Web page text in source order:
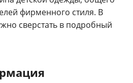
фирменного стиля. В
сверстать в подробный